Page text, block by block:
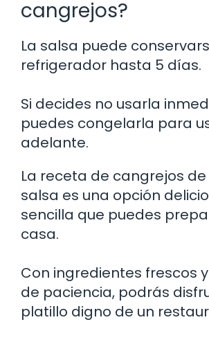
cangrejos?
La salsa puede
refrigerador hasta 5 días.
Si decides no usarla
puedes congelarla para
adelante.
La receta de cangrejos
salsa es una opción
sencilla que puedes
casa.
Con ingredientes frescos
de paciencia, podrás
platillo digno de un